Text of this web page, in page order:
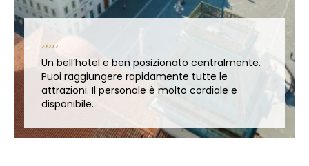
Un bell’hotel e ben posizionato centralmente.
Puoi raggiungere rapidamente tutte le
attrazioni. Il personale è molto cordiale e
disponibile.